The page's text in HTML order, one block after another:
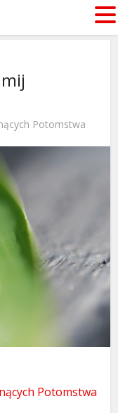
Potomstwa
Potomstwa